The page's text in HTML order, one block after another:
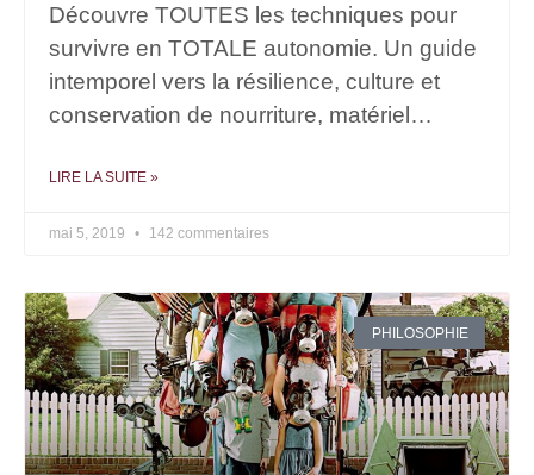
Découvre TOUTES les techniques pour
survivre en TOTALE autonomie. Un guide
intemporel vers la résilience, culture et
conservation de nourriture, matériel…
LIRE LA SUITE »
mai 5, 2019 142 commentaires
PHILOSOPHIE